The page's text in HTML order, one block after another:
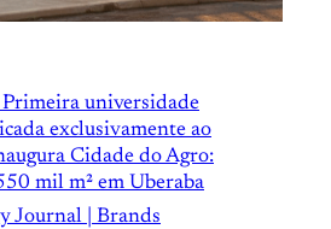
universidade
exclusivamente ao
Cidade do Agro:
mil m² em Uberaba
Journal | Brands